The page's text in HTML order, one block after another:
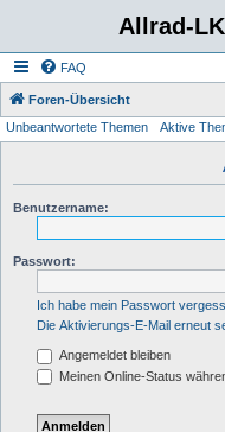
Allrad-
FAQ
Foren-Übersicht
Unbeantwortete Themen Aktive
Benutzername:
Passwort:
Ich habe mein Passwort
Die Aktivierungs-E-Mail erneut
Angemeldet bleiben
Meinen Online-Status